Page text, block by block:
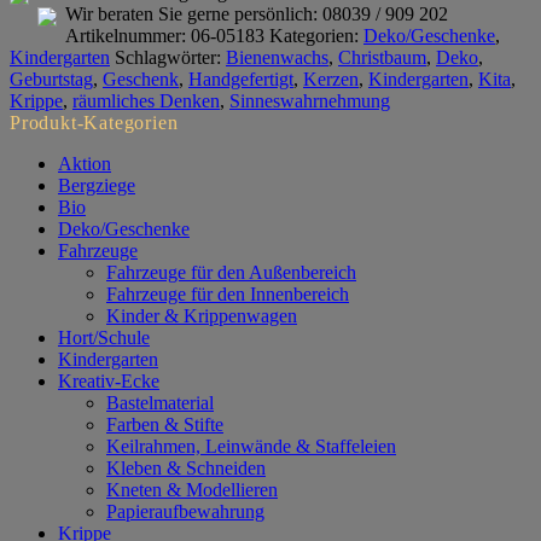
Kerzen
(10%)
VE
24
Stk.
Menge
Wir beraten Sie gerne persönlich: 08039 / 909 202
Artikelnummer: 06-05183 Kategorien: Deko/Geschenke,
Kindergarten Schlagwörter: Bienenwachs, Christbaum, Deko,
Geburtstag, Geschenk, Handgefertigt, Kerzen, Kindergarten, Kita,
Krippe, räumliches Denken, Sinneswahrnehmung
Produkt-Kategorien
Aktion
Bergziege
Bio
Deko/Geschenke
Fahrzeuge
Fahrzeuge für den Außenbereich
Fahrzeuge für den Innenbereich
Kinder & Krippenwagen
Hort/Schule
Kindergarten
Kreativ-Ecke
Bastelmaterial
Farben & Stifte
Keilrahmen, Leinwände & Staffeleien
Kleben & Schneiden
Kneten & Modellieren
Papieraufbewahrung
Krippe